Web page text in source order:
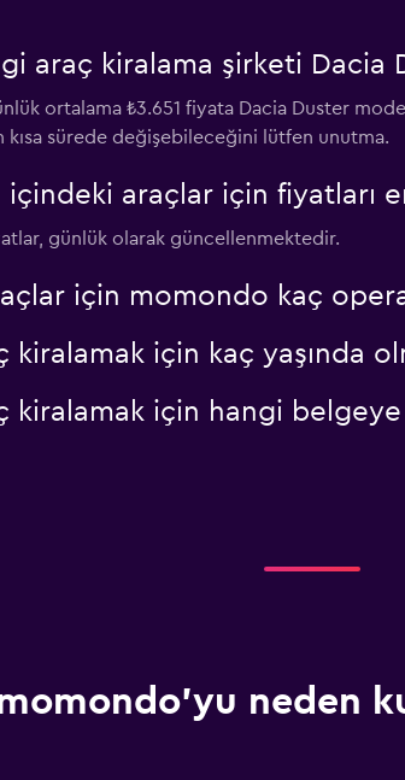
Fiyatlara göz at
araç kiralama şirketi Dacia
ortalama ₺3.651 fiyata Dacia Duster
kısa sürede değişebileceğini lütfen unutma.
araçlar için fiyatları
günlük olarak güncellenmektedir.
için momondo kaç
kiralamak için kaç yaşında
kiralamak için hangi
neden